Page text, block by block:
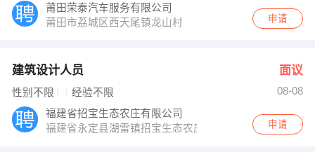
莆田荣泰汽车服务有限公司
莆田市荔城区西天尾镇龙山村
申请
建筑设计人员 面议
性别不限 经验不限
08-08
福建省招宝生态农庄有限公司
福建省永定县湖雷镇招宝生态农庄
申请